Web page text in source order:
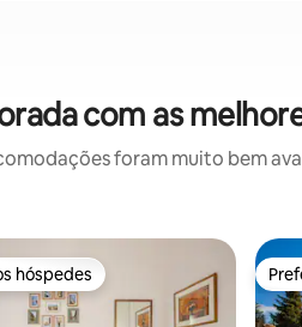
com as
foram muito bem
hóspedes
hóspedes